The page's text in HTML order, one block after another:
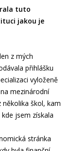
tuto
jakou je
z mých
přihlášku
vyloženě
mezinárodní
škol, kam
jsem získala
stránka